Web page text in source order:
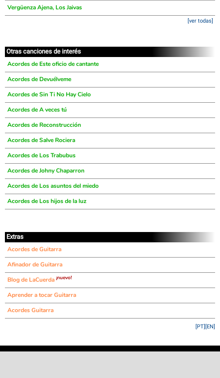
Vergüenza Ajena, Los Jaivas
[ver todas]
Otras canciones de interés
Acordes de Este oficio de cantante
Acordes de Devuélveme
Acordes de Sin Ti No Hay Cielo
Acordes de A veces tú
Acordes de Reconstrucción
Acordes de Salve Rociera
Acordes de Los Trabubus
Acordes de Johny Chaparron
Acordes de Los asuntos del miedo
Acordes de Los hijos de la luz
Extras
Acordes de Guitarra
Afinador de Guitarra
Blog de LaCuerda ¡nuevo!
Aprender a tocar Guitarra
Acordes Guitarra
[EN]
[PT]